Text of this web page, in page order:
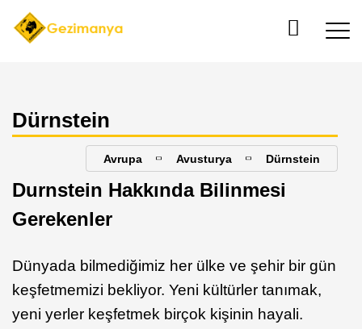
Dürnstein
Avrupa Avusturya Dürnstein
Durnstein Hakkında Bilinmesi
Gerekenler
Dünyada bilmediğimiz her ülke ve şehir bir gün
keşfetmemizi bekliyor. Yeni kültürler tanımak,
yeni yerler keşfetmek birçok kişinin hayali.